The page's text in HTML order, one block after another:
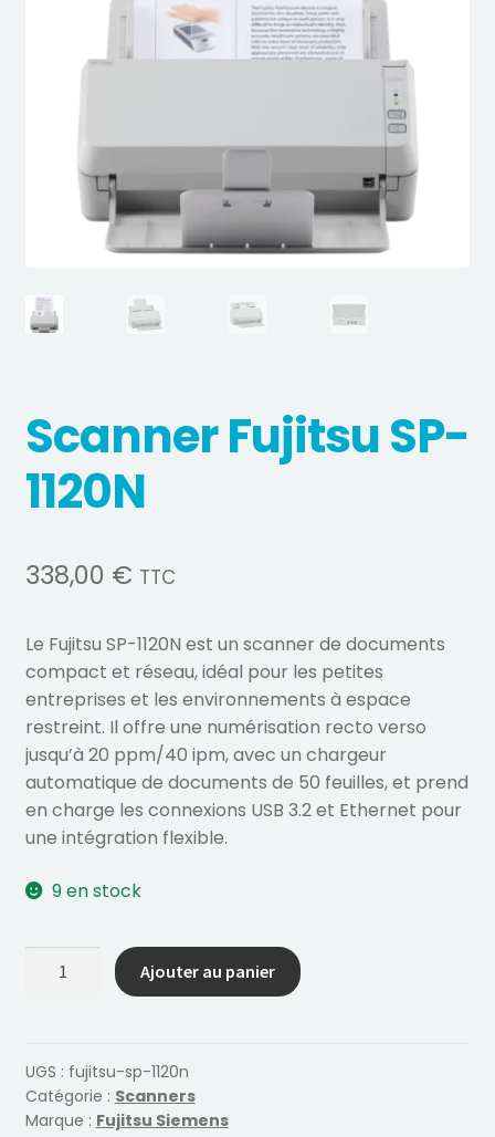
Scanner Fujitsu SP-
1120N
338,00 € TTC
Le Fujitsu SP-1120N est un scanner de documents
compact et réseau, idéal pour les petites
entreprises et les environnements à espace
restreint. Il offre une numérisation recto verso
jusqu’à 20 ppm/40 ipm, avec un chargeur
automatique de documents de 50 feuilles, et prend
en charge les connexions USB 3.2 et Ethernet pour
une intégration flexible.
9 en stock
quantité
SP-
1120N
Ajouter au panier
UGS : fujitsu-sp-1120n
Catégorie : Scanners
Marque : Fujitsu Siemens